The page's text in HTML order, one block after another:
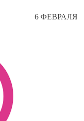
6 ФЕВРАЛЯ